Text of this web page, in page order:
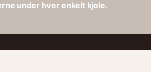
under hver enkelt kjole.